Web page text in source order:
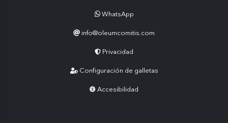
WhatsApp
info@oleumcomitis.com
Privacidad
Configuración de galletas
Accesibilidad